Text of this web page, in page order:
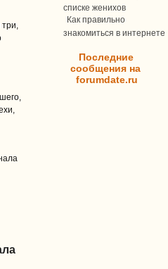
списке женихов
Как правильно
знакомиться в интернете
Последние
сообщения на
forumdate.ru